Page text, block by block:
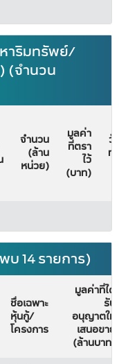
าริมทรัพย์/
(จำนวน
จำนวน
(ล้าน
หน่วย)
มูลค่า
ที่ตรา
ไว้
(บาท)
วั
ท
14 รายการ)
ชื่อเฉพาะ
หุ้นกู้/
โครงการ
มูลค่าที่ได้
รับ
อนุญาตให้
เสนอขาย
(ล้านบาท)